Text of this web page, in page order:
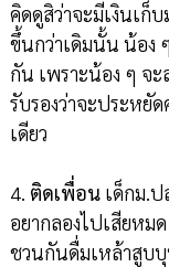
คิดดูสิว่าจะมีเงินเก็
ขึ้นกว่าเดิมนั้น น้อง
กัน เพราะน้อง ๆ จ
รับรองว่าจะประหยั
เดียว
4. ติดเพื่อนเด็กม.ป
อยากลองไปเสียห
ชวนกันดื่มเหล้าสูบ